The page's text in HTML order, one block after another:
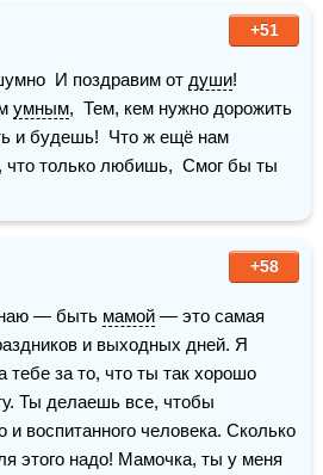
+51
И поздравим от души!
умным,  Тем, кем нужно дорожить
и будешь!  Что ж ещё нам
что только любишь,  Смог бы ты
+58
— быть мамой — это самая
и выходных дней. Я
тебе за то, что ты так хорошо
Ты делаешь все, чтобы
и воспитанного человека. Сколько
этого надо! Мамочка, ты у меня